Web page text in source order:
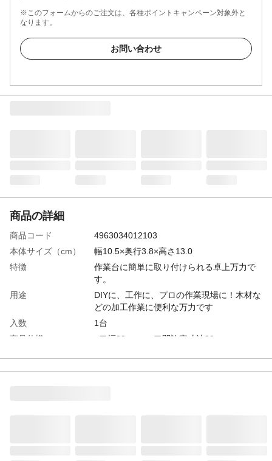
※このフォームからのご注文は、各種ポイントキャンペーン対象外と
なります。
お問い合わせ
商品の詳細
商品コード
4963034012103
本体サイズ（cm）
幅10.5×奥行3.8×高さ13.0
特徴
作業台に簡単に取り付けられる卓上万力で
す。
用途
DIYに、工作に、プロの作業現場に！木材な
どの加工作業に便利な万力です
入数
1台
商品仕様
●口幅38mm ●口開許容寸法32mm
生産国
日本